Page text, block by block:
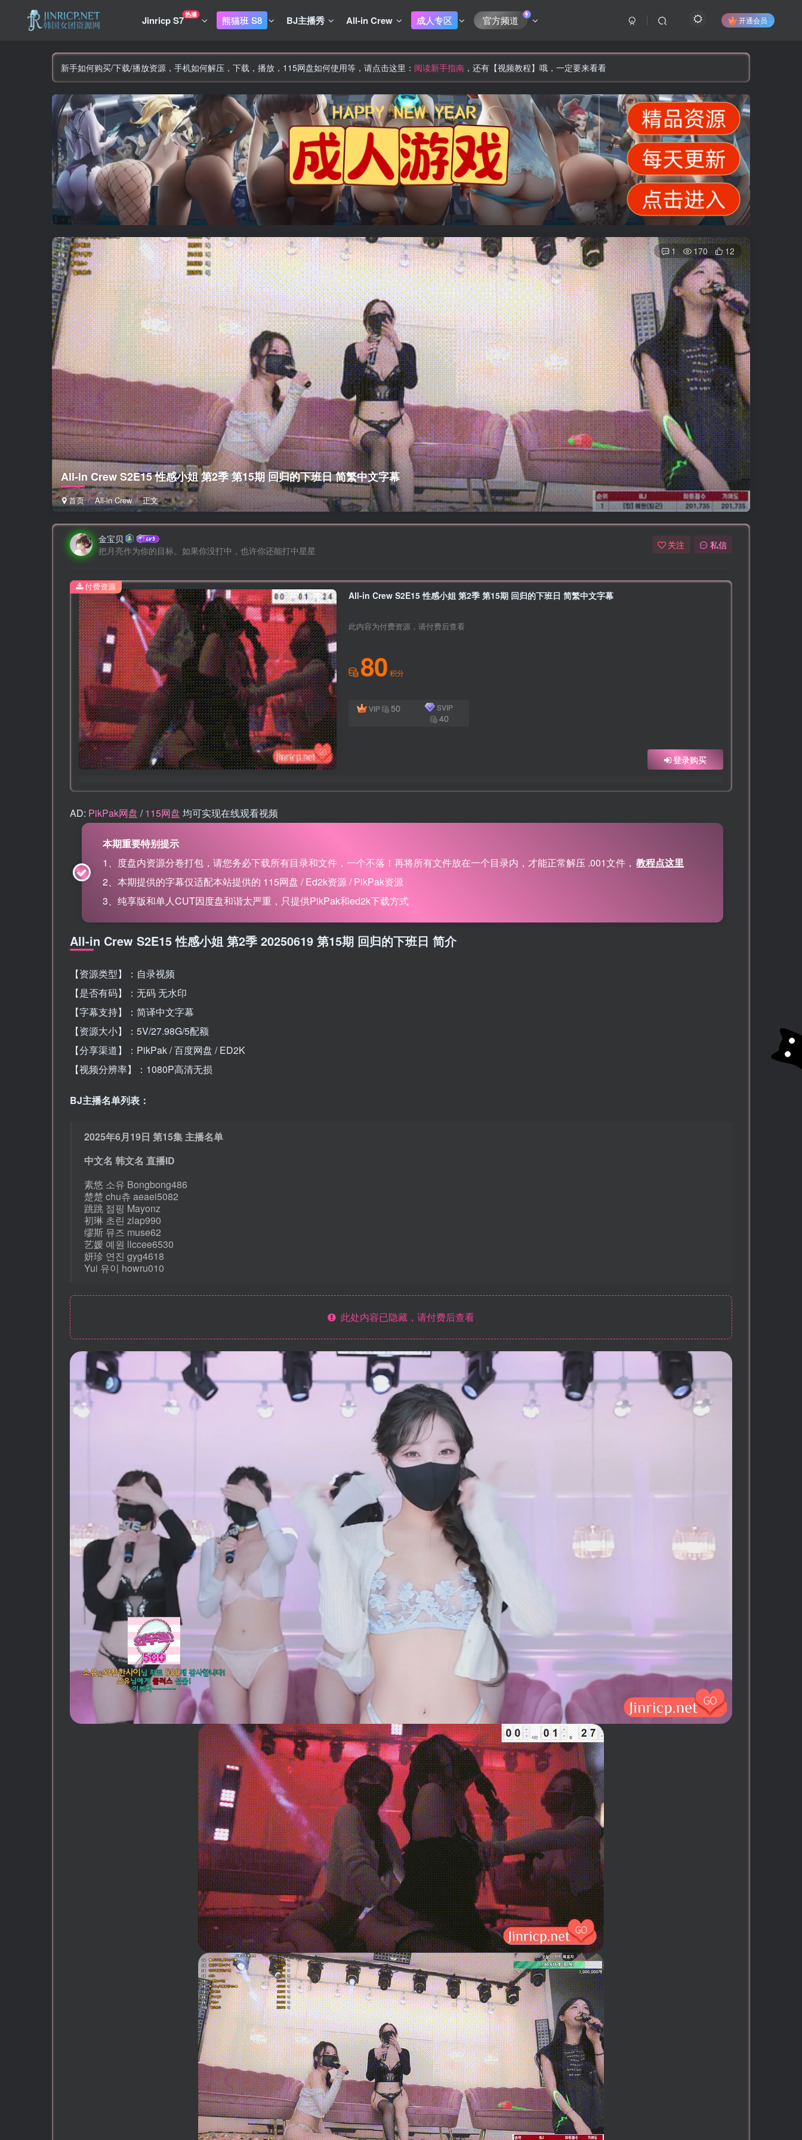
Jinricp S7热播 熊猫班 S8 BJ主播秀 All-in Crew 成人专区 官方频道 开通会员
新手如何购买/下载/播放资源，手机如何解压，下载，播放，115网盘如何使用等，请点击这里： 阅读新手指南 ，还有【视频教程】哦，一定要来看看
All-in Crew S2E15 性感小姐 第2季 第15期 回归的下班日 简繁中文字幕
首页 All-in Crew 正文
1 170 12
金宝贝
把月亮作为你的目标。如果你没打中，也许你还能打中星星
关注 私信
All-in Crew S2E15 性感小姐 第2季 第15期 回归的下班日 简繁中文字幕
此内容为付费资源，请付费后查看
80 积分
VIP 50 SVIP
40
登录购买
付费资源
AD: PikPak网盘 /115网盘 均可实现在线观看视频
本期重要特别提示
1、度盘内资源分卷打包，请您务必下载所有目录和文件，一个不落！再将所有文件放在一个目录内，才能正常解压 .001文件， 教程点这里
2、本期提供的字幕仅适配本站提供的 115网盘 / Ed2k资源 / PikPak资源
3、纯享版和单人CUT因度盘和谐太严重，只提供PikPak和ed2k下载方式
All-in Crew S2E15 性感小姐 第2季 20250619 第15期 回归的下班日 简介
【资源类型】：自录视频
【是否有码】：无码 无水印
【字幕支持】：简译中文字幕
【资源大小】：5V/27.98G/5配额
【分享渠道】：PikPak / 百度网盘 / ED2K
【视频分辨率】：1080P高清无损
BJ主播名单列表：
2025年6月19日 第15集 主播名单
中文名 韩文名 直播ID
素悠 소유 Bongbong486
楚楚 chu츄 aeaei5082
跳跳 점핑 Mayonz
初琳 초린 zlap990
缪斯 뮤즈 muse62
艺媛 예원 llccee6530
妍珍 연진 gyg4618
Yui 유이 howru010
此处内容已隐藏，请付费后查看